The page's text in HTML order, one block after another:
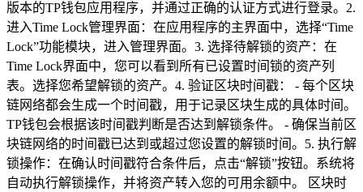
版本的TP钱包应用程序，并通过正确的认证方式进行登录。2.
进入Time Lock管理界面：在应用程序的主界面中，选择“Time
Lock”功能模块，进入管理界面。3. 选择待解锁的资产：在
Time Lock界面中，您可以看到所有已设置时间锁的资产列
表。选择您希望解锁的资产。4. 验证区块时间戳： - 每个区块
链网络都会生成一个时间戳，用于记录区块生成的具体时间。
TP钱包会根据该时间戳判断是否达到解锁条件。 - 确保当前区
块链网络的时间戳已达到或超过您设置的解锁时间。5. 执行解
锁操作：在确认时间戳符合条件后，点击“解锁”按钮。系统将
自动执行解锁操作，并将资产转入您的可用余额中。 区块时